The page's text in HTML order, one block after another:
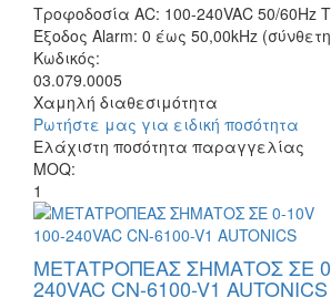
Τροφοδοσία AC: 100-240VAC 50/60Hz
Έξοδος Alarm: 0 έως 50,00kHz
Κωδικός:
03.079.0005
Χαμηλή διαθεσιμότητα
Ρωτήστε μας για ειδική ποσότητα
Ελάχιστη ποσότητα παραγγελίας
MOQ:
1
ΜΕΤΑΤΡΟΠΕΑΣ ΣΗΜΑΤΟΣ ΣΕ
240VAC CN-6100-V1 AUTONICS